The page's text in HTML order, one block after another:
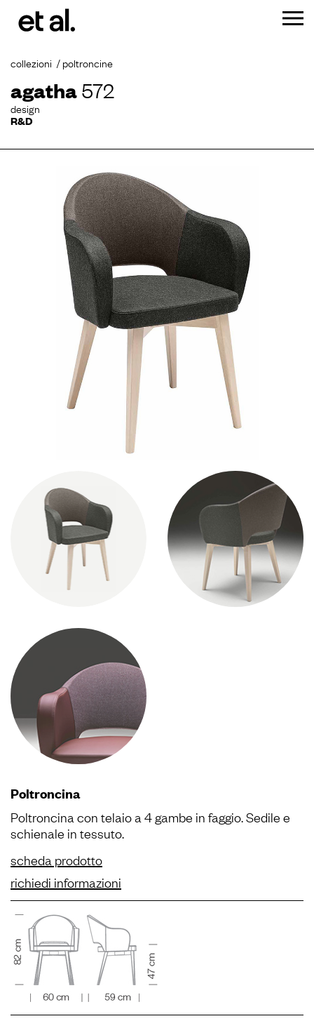
collezioni poltroncine
agatha572
design
R&D
Poltroncina
Poltroncina con telaio a 4 gambe in faggio. Sedile e
schienale in tessuto.
scheda prodotto
richiedi informazioni